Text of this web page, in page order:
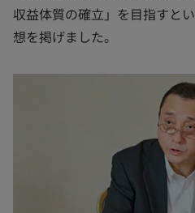
収益体質の確立」を目指すと
想を掲げました。